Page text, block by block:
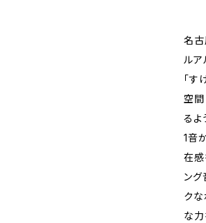
名古
ルア
「す
空間
るよ
1音
在感
ング
クな
な力